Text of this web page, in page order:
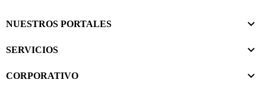
NUESTROS PORTALES
SERVICIOS
CORPORATIVO